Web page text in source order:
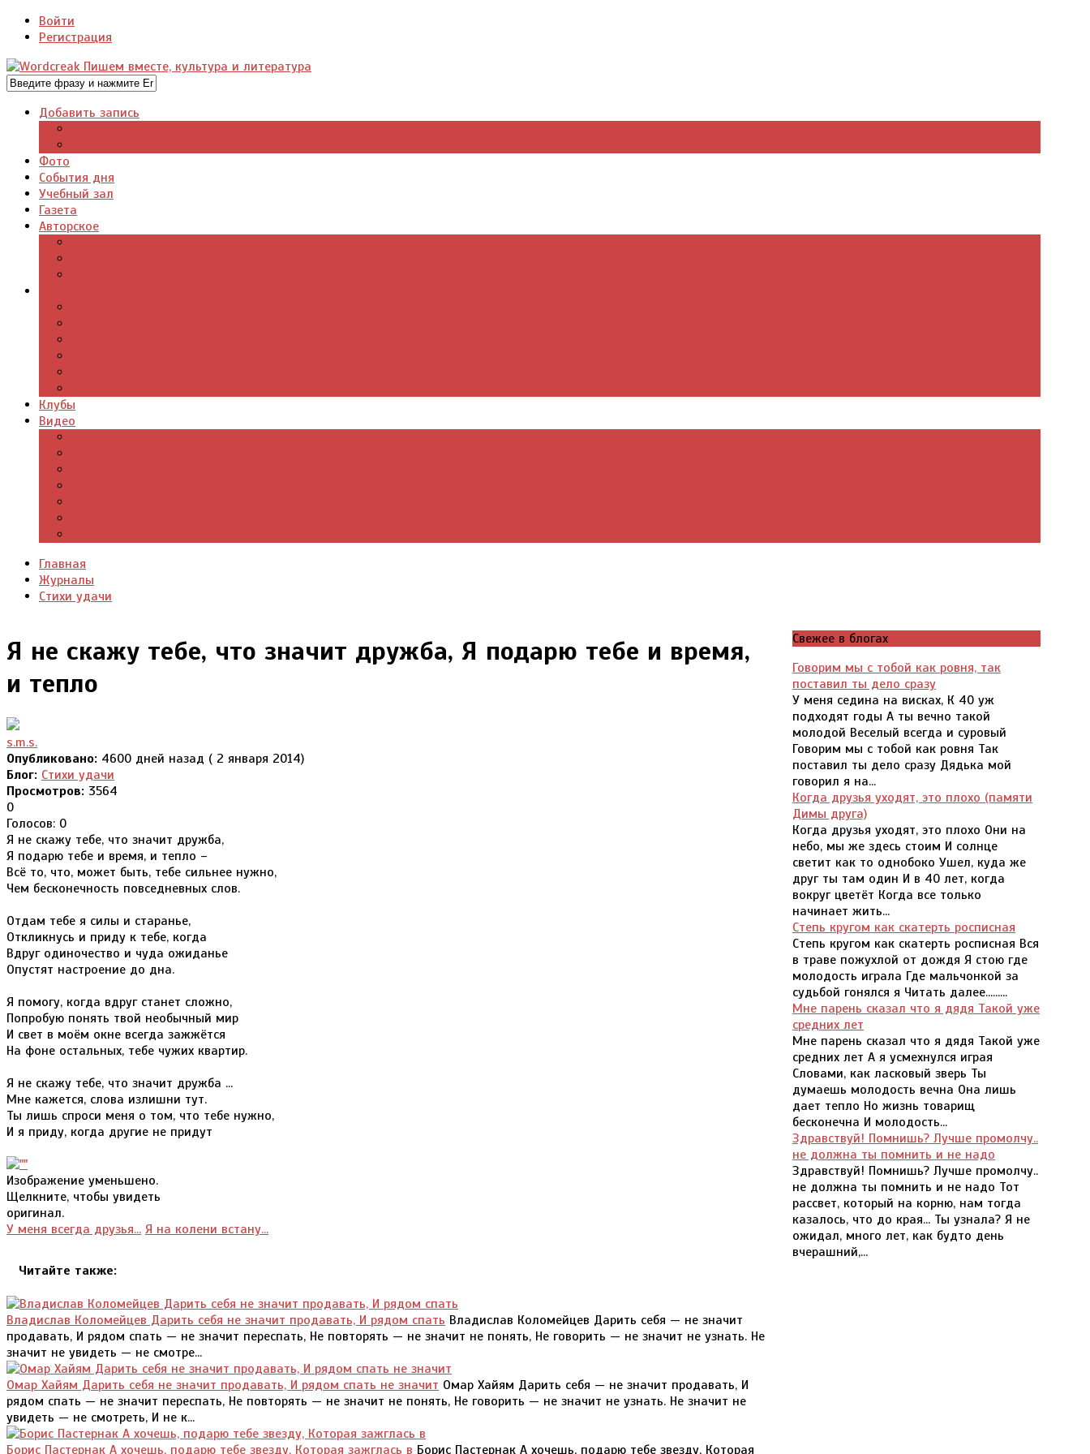
Войти
Регистрация
Добавить запись
Фото
События дня
Учебный зал
Газета
Авторское
Клубы
Видео
Главная
Журналы
Стихи удачи
Я не скажу тебе, что значит дружба, Я подарю тебе и время,
и тепло
s.m.s.
Опубликовано: 4600 дней назад ( 2 января 2014)
Блог: Стихи удачи
Просмотров: 3564
0
Голосов: 0
Я не скажу тебе, что значит дружба,
Я подарю тебе и время, и тепло –
Всё то, что, может быть, тебе сильнее нужно,
Чем бесконечность повседневных слов.
Отдам тебе я силы и старанье,
Откликнусь и приду к тебе, когда
Вдруг одиночество и чуда ожиданье
Опустят настроение до дна.
Я помогу, когда вдруг станет сложно,
Попробую понять твой необычный мир
И свет в моём окне всегда зажжётся
На фоне остальных, тебе чужих квартир.
Я не скажу тебе, что значит дружба ...
Мне кажется, слова излишни тут.
Ты лишь спроси меня о том, что тебе нужно,
И я приду, когда другие не придут
Изображение уменьшено.
Щелкните, чтобы увидеть
оригинал.
У меня всегда друзья... Я на колени встану...
Читайте также:
Владислав Коломейцев Дарить себя не значит продавать, И рядом спать Владислав Коломейцев Дарить себя — не значит
продавать, И рядом спать — не значит переспать, Не повторять — не значит не понять, Не говорить — не значит не узнать. Не
значит не увидеть — не смотре...
Омар Хайям Дарить себя не значит продавать, И рядом спать не значит Омар Хайям Дарить себя — не значит продавать, И
рядом спать — не значит переспать, Не повторять — не значит не понять, Не говорить — не значит не узнать. Не значит не
увидеть — не смотреть, И не к...
Борис Пастернак А хочешь, подарю тебе звезду, Которая зажглась в Борис Пастернак А хочешь, подарю тебе звезду, Которая
Свежее в блогах
Говорим мы с тобой как ровня, так
поставил ты дело сразу
У меня седина на висках, К 40 уж
подходят годы А ты вечно такой
молодой Веселый всегда и суровый
Говорим мы с тобой как ровня Так
поставил ты дело сразу Дядька мой
говорил я на...
Когда друзья уходят, это плохо (памяти
Димы друга)
Когда друзья уходят, это плохо Они на
небо, мы же здесь стоим И солнце
светит как то однобоко Ушел, куда же
друг ты там один И в 40 лет, когда
вокруг цветёт Когда все только
начинает жить...
Степь кругом как скатерть росписная
Степь кругом как скатерть росписная Вся
в траве пожухлой от дождя Я стою где
молодость играла Где мальчонкой за
судьбой гонялся я Читать далее.........
Мне парень сказал что я дядя Такой уже
средних лет
Мне парень сказал что я дядя Такой уже
средних лет А я усмехнулся играя
Словами, как ласковый зверь Ты
думаешь молодость вечна Она лишь
дает тепло Но жизнь товарищ
бесконечна И молодость...
Здравствуй! Помнишь? Лучше промолчу..
не должна ты помнить и не надо
Здравствуй! Помнишь? Лучше промолчу..
не должна ты помнить и не надо Тот
рассвет, который на корню, нам тогда
казалось, что до края... Ты узнала? Я не
ожидал, много лет, как будто день
вчерашний,...